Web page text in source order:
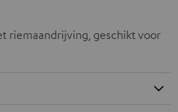
riemaandrijving, geschikt voor